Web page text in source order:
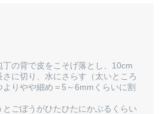
丁の背で皮をこそげ落とし、10cm
さに切り、水にさらす（太いところ
よりやや細め＝5～6mmくらいに割
とごぼうがひたひたにかぶるくらい